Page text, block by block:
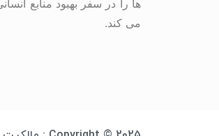
ها را در سفر بهبود منابع
می کند.